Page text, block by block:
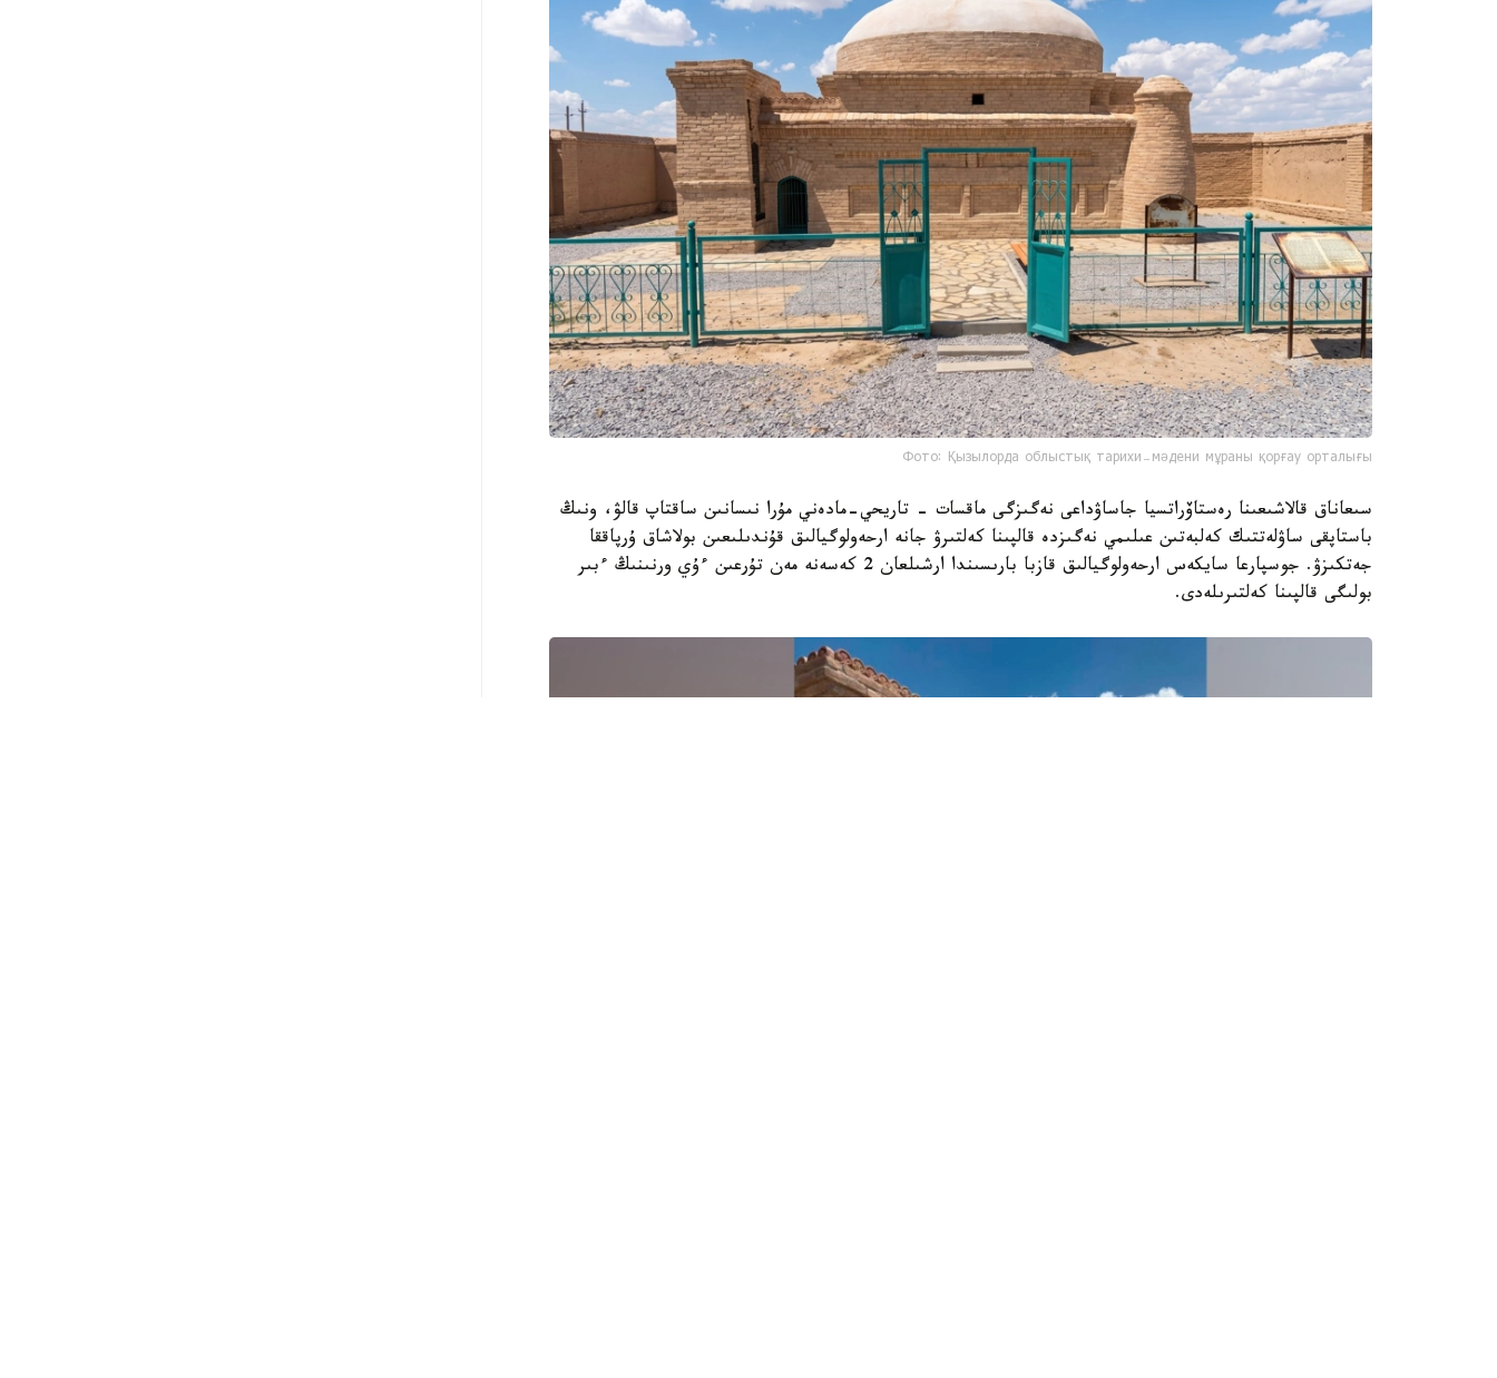
Фото: Қызылорда облыстық тарихи-мәдени мұраны қорғау орталығы
سىعاناق قالاشىعىنا رەستاۆراتسيا جاساۋداعى نەگىزگى ماقسات - تاريحي-مادەني مۇرا نىسانىن ساقتاپ قالۋ، ونىڭ
باستاپقى ساۋلەتتىك كەلبەتىن عىلىمي نەگىزدە قالپىنا كەلتىرۋ جانە ارحەولوگيالىق قۇندىلىعىن بولاشاق ۇرپاققا
جەتكىزۋ. جوسپارعا سايكەس ارحەولوگيالىق قازبا بارىسىندا ارشىلعان 2 كەسەنە مەن تۇرعىن ءۇي ورنىنىڭ ءبىر
بولىگى قالپىنا كەلتىرىلەدى.